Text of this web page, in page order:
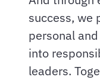
success, we
personal
into
leaders.